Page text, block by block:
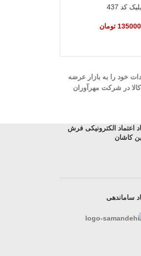
کد 437
تومان
تابلو، پادری و ... تولیدات خود را به بازار عرضه
قیمت کالا در شرکت مهرآوران
اعتماد الکترونیکی فرش
کاشان
ساماندهی